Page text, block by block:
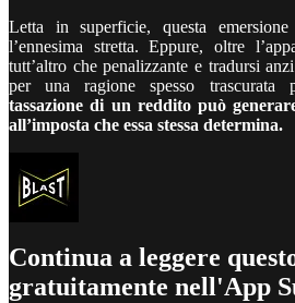
Letta in superficie, questa
l’ennesima stretta. Eppure, oltre
tutt’altro che penalizzante e tradursi
per una ragione spesso trascurata
tassazione di un reddito può
all’imposta che essa stessa determina.
Continua a leggere
gratuitamente nell'App